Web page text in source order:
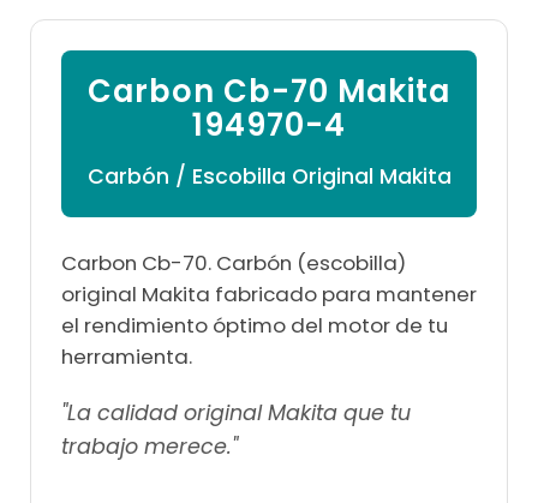
Carbon Cb-70 Makita
194970-4
Carbón / Escobilla Original Makita
Carbon Cb-70. Carbón (escobilla)
original Makita fabricado para mantener
el rendimiento óptimo del motor de tu
herramienta.
"La calidad original Makita que tu
trabajo merece."